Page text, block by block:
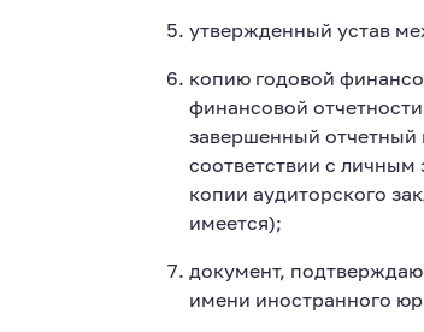
утвержденный устав
копию годовой
финансовой
завершенный отчетный
соответствии с
копии аудиторского
имеется);
документ,
имени иностранного